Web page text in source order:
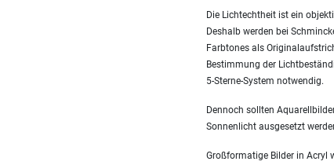
Die Lichtechtheit ist ein
Deshalb werden bei
Farbtones als
Bestimmung der
5-Sterne-System notwendig.
Dennoch sollten
Sonnenlicht ausgesetzt
Großformatige Bilder in Acryl